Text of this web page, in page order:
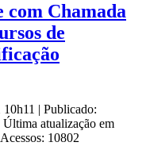
com Chamada
de
| Publicado:
Última atualização em
Acessos: 10802